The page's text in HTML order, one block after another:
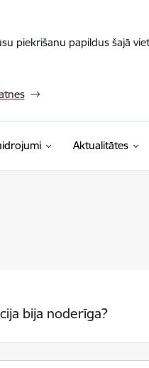
piekrišanu papildus šajā
Aktualitātes
bija noderīga?